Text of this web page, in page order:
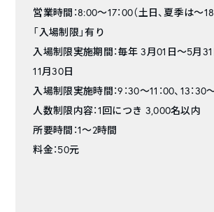
営業時間：8:00～17：00（土日、夏季は～
「入場制限」有り
入場制限実施期間：毎年 3月01日～5月31
11月30日
入場制限実施時間：9：30～11：00、13：30
人数制限内容：1回につき 3,000名以内
所要時間：1～2時間
料金：50元